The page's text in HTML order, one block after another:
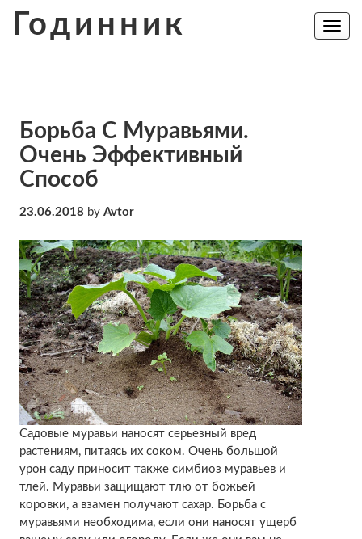
Годинник
Toggle
Борьба С Муравьями.
Очень Эффективный
Способ
23.06.2018 by Avtor
Садовые муравьи наносят серьезный вред
растениям, питаясь их соком. Очень большой
урон саду приносит также симбиоз муравьев и
тлей. Муравьи защищают тлю от божьей
коровки, а взамен получают сахар. Борьба с
муравьями необходима, если они наносят ущерб